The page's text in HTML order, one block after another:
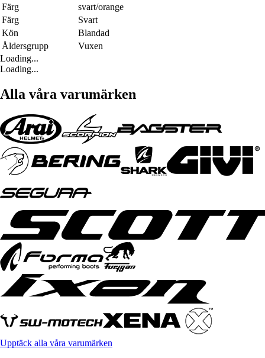
Färg
svart/orange
Färg
Svart
Kön
Blandad
Åldersgrupp
Vuxen
Loading...
Loading...
Alla våra varumärken
Upptäck alla våra varumärken